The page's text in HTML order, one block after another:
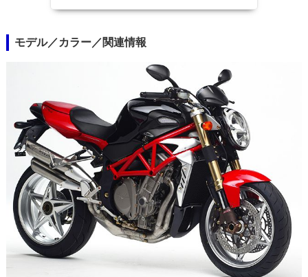
モデル／カラー／関連情報